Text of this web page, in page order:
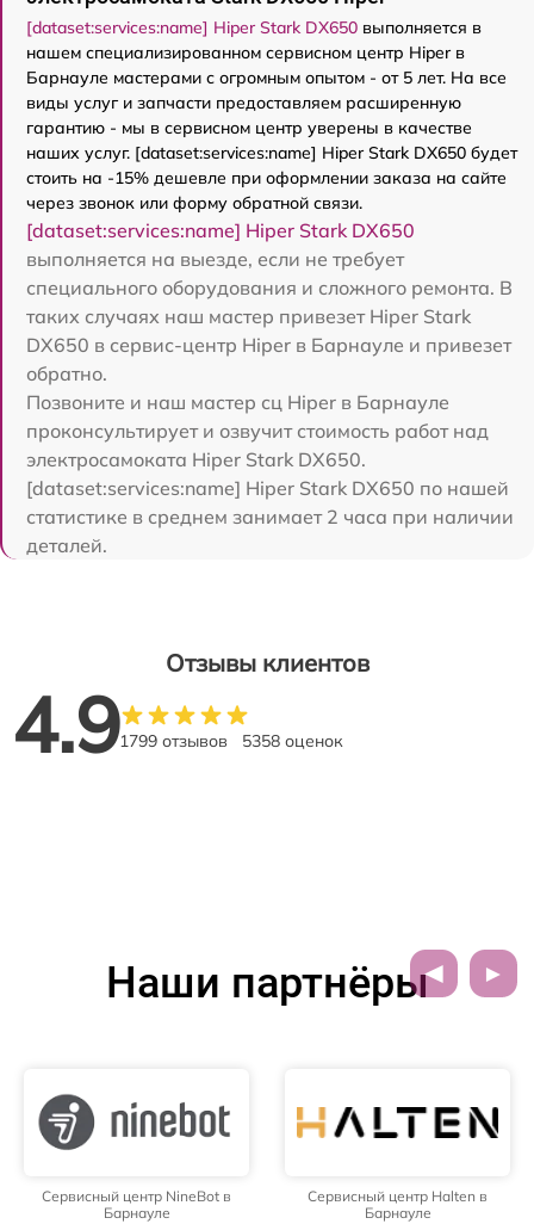
[dataset:services:name] Hiper Stark DX650 выполняется в
нашем специализированном сервисном центр Hiper в
Барнауле мастерами с огромным опытом - от 5 лет. На все
виды услуг и запчасти предоставляем расширенную
гарантию - мы в сервисном центр уверены в качестве
наших услуг. [dataset:services:name] Hiper Stark DX650 будет
стоить на -15% дешевле при оформлении заказа на сайте
через звонок или форму обратной связи.
[dataset:services:name] Hiper Stark DX650
выполняется на выезде, если не требует
специального оборудования и сложного ремонта. В
таких случаях наш мастер привезет Hiper Stark
DX650 в сервис-центр Hiper в Барнауле и привезет
обратно.
Позвоните и наш мастер сц Hiper в Барнауле
проконсультирует и озвучит стоимость работ над
электросамоката Hiper Stark DX650.
[dataset:services:name] Hiper Stark DX650 по нашей
статистике в среднем занимает 2 часа при наличии
деталей.
Отзывы клиентов
4.91799 отзывов 5358 оценок
Наши партнёры
Сервисный центр NineBot в
Барнауле
Сервисный центр Halten в
Барнауле